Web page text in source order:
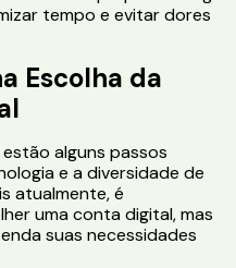
tempo e evitar dores
Escolha da
alguns passos
e a diversidade de
atualmente, é
uma conta digital, mas
suas necessidades